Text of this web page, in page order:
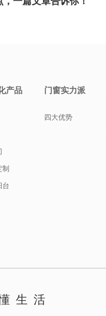
产品
台
门窗实力派
四大优势
生活